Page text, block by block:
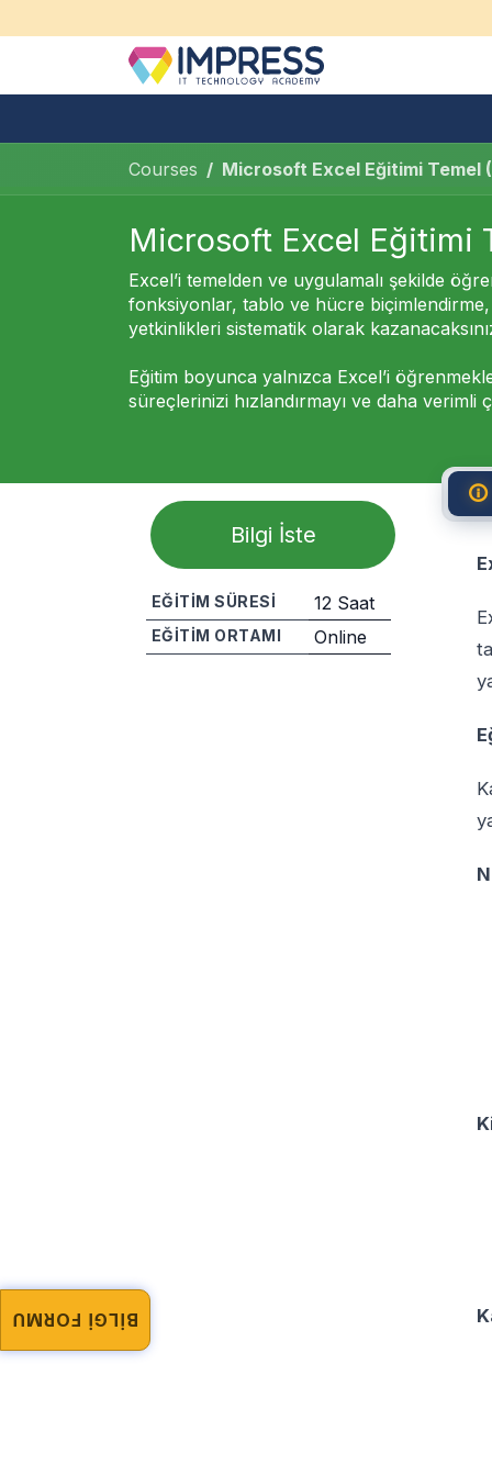
Courses Microsoft Excel Eğitimi Temel
Microsoft Excel Eğitimi
Excel’i temelden ve uygulamalı şekilde
fonksiyonlar, tablo ve hücre
yetkinlikleri sistematik olarak
Eğitim boyunca yalnızca Excel’i
süreçlerinizi hızlandırmayı ve daha verimli
Bilgi İste
EĞITIM SÜRESI 12 Saat
EĞITIM ORTAMI Online
BİLGİ FORMU